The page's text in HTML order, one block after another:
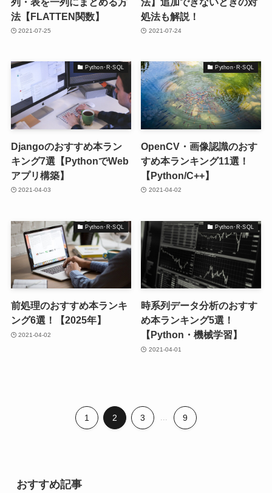
法【FLATTEN関数】
2021-07-25
処法も解説！
2021-07-24
Python･R･SQL
Djangoのおすすめ本ラン
キング7選【PythonでWeb
アプリ構築】
2021-04-03
Python･R･SQL
OpenCV・画像認識のおす
すめ本ランキング11選！
【Python/C++】
2021-04-02
Python･R･SQL
前処理のおすすめ本ランキ
ング6選！【2025年】
2021-04-02
Python･R･SQL
時系列データ分析のおすす
め本ランキング5選！
【Python・機械学習】
2021-04-01
1 2 3 9
おすすめ記事